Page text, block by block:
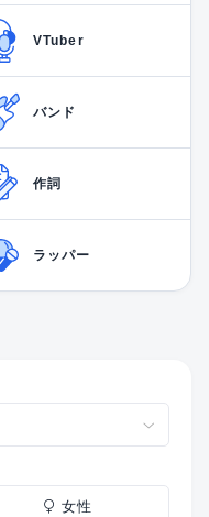
VTuber
バンド
作詞
ラッパー
女性